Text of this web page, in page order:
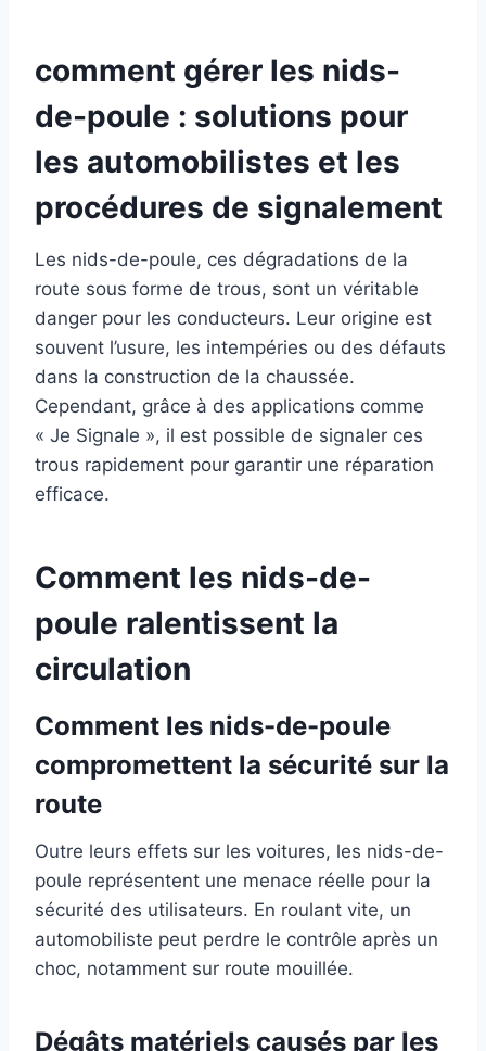
comment gérer les nids-
de-poule : solutions pour
les automobilistes et les
procédures de signalement
Les nids-de-poule, ces dégradations de la
route sous forme de trous, sont un véritable
danger pour les conducteurs. Leur origine est
souvent l’usure, les intempéries ou des défauts
dans la construction de la chaussée.
Cependant, grâce à des applications comme
« Je Signale », il est possible de signaler ces
trous rapidement pour garantir une réparation
efficace.
Comment les nids-de-
poule ralentissent la
circulation
Comment les nids-de-poule
compromettent la sécurité sur la
route
Outre leurs effets sur les voitures, les nids-de-
poule représentent une menace réelle pour la
sécurité des utilisateurs. En roulant vite, un
automobiliste peut perdre le contrôle après un
choc, notamment sur route mouillée.
Dégâts matériels causés par les